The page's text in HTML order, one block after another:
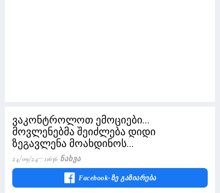
ვაკონტროლოთ ემოციები...
მოვლენებმა შეიძლება დიდი
ზეგავლენა მოახდინოს...
24/09/24 11636 Ნახვა
Facebook-Ზე Გაზიარება